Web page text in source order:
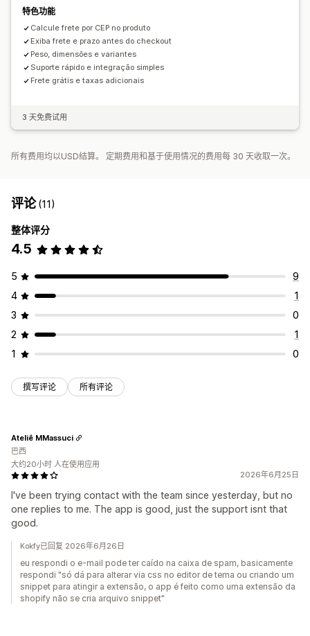
特色功能
Calcule frete por CEP no produto
Exiba frete e prazo antes do checkout
Peso, dimensões e variantes
Suporte rápido e integração simples
Frete grátis e taxas adicionais
3 天免费试用
所有费用均以USD结算。 定期费用和基于使用情况的费用每 30 天收取一次。
评论(11)
整体评分
4.5
5
9
4
1
3
0
2
1
1
0
撰写评论 所有评论
2026年6月25日
I've been trying contact with the team since yesterday, but no
one replies to me. The app is good, just the support isnt that
good.
Ateliê MMassuci
巴西
大约20小时 人在使用应用
Kokfy已回复 2026年6月26日
eu respondi o e-mail pode ter caído na caixa de spam, basicamente
respondi "só dá para alterar via css no editor de tema ou criando um
snippet para atingir a extensão, o app é feito como uma extensão da
shopify não se cria arquivo snippet"